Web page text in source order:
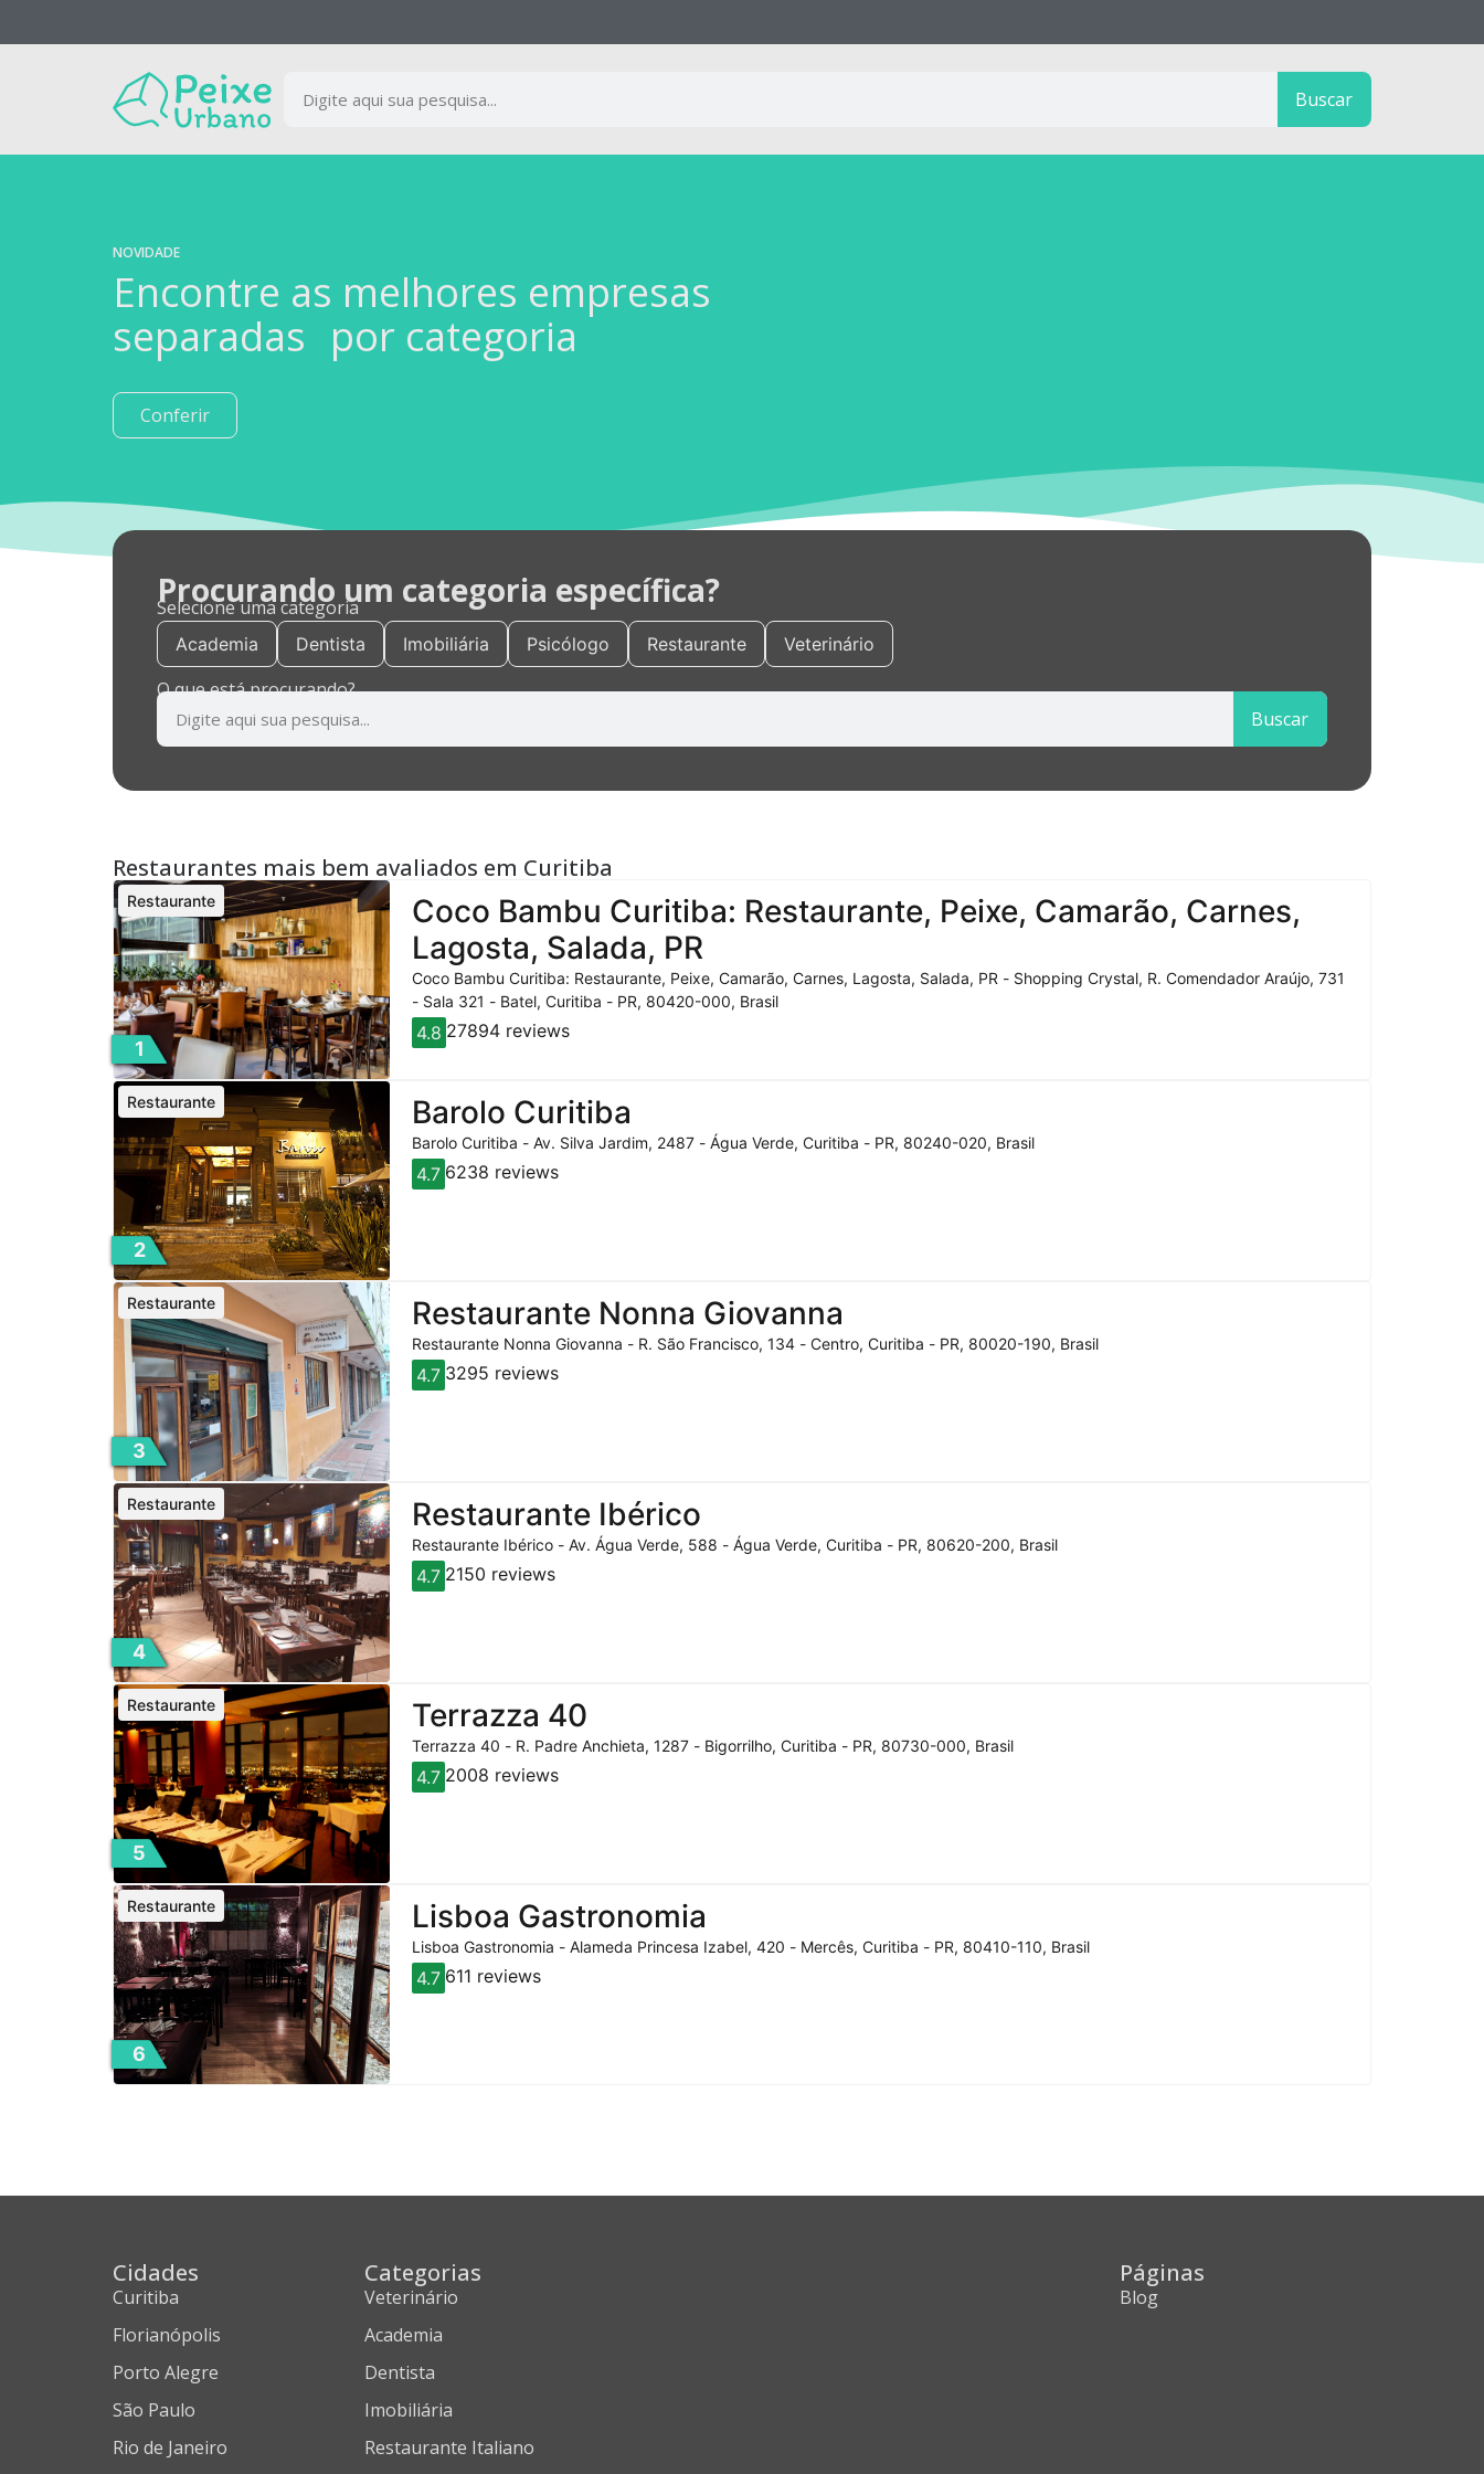
Buscar
NOVIDADE
Encontre as melhores empresas
separadas por categoria
Conferir
Procurando um categoria específica?
Selecione uma categoria
Academia Dentista Imobiliária Psicólogo Restaurante Veterinário
O que está procurando?
Buscar
Restaurantes mais bem avaliados em Curitiba
1
Coco Bambu Curitiba: Restaurante, Peixe, Camarão, Carnes,
Lagosta, Salada, PR
Restaurante
Coco Bambu Curitiba: Restaurante, Peixe, Camarão, Carnes, Lagosta, Salada, PR - Shopping Crystal, R. Comendador Araújo, 731
- Sala 321 - Batel, Curitiba - PR, 80420-000, Brasil
4.8 27894 reviews
2
Barolo Curitiba
Restaurante
Barolo Curitiba - Av. Silva Jardim, 2487 - Água Verde, Curitiba - PR, 80240-020, Brasil
4.7 6238 reviews
3
Restaurante Nonna Giovanna
Restaurante
Restaurante Nonna Giovanna - R. São Francisco, 134 - Centro, Curitiba - PR, 80020-190, Brasil
4.7 3295 reviews
4
Restaurante Ibérico
Restaurante
Restaurante Ibérico - Av. Água Verde, 588 - Água Verde, Curitiba - PR, 80620-200, Brasil
4.7 2150 reviews
5
Terrazza 40
Restaurante
Terrazza 40 - R. Padre Anchieta, 1287 - Bigorrilho, Curitiba - PR, 80730-000, Brasil
4.7 2008 reviews
6
Lisboa Gastronomia
Restaurante
Lisboa Gastronomia - Alameda Princesa Izabel, 420 - Mercês, Curitiba - PR, 80410-110, Brasil
4.7 611 reviews
Cidades
Curitiba
Florianópolis
Porto Alegre
São Paulo
Rio de Janeiro
Categorias
Veterinário
Academia
Dentista
Imobiliária
Restaurante Italiano
Páginas
Blog